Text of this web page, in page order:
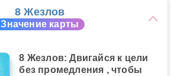
8 Жезлов
Значение карты
8 Жезлов: Двигайся к цели
без промедления , чтобы